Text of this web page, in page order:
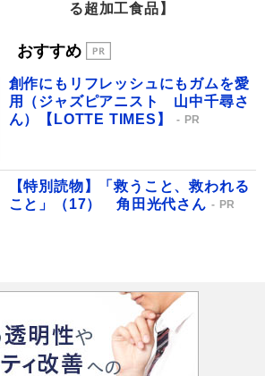
る超加工食品】
おすすめ
創作にもリフレッシュにもガムを愛
用（ジャズピアニスト 山中千尋さ
ん）【LOTTE TIMES】
PR
【特別読物】「救うこと、救われる
こと」（17） 角田光代さん
PR